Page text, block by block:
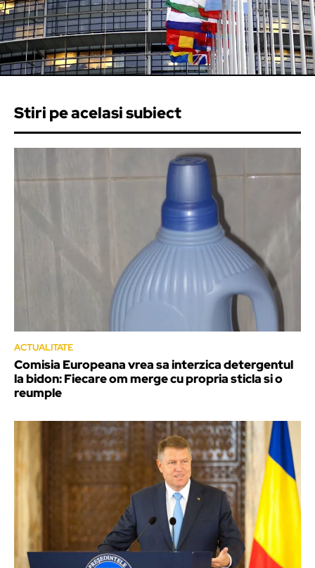
Stiri pe acelasi subiect
ACTUALITATE
Comisia Europeana vrea sa interzica detergentul
la bidon: Fiecare om merge cu propria sticla si o
reumple